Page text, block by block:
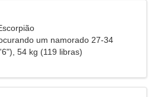
um namorado 27-34
54 kg (119 libras)